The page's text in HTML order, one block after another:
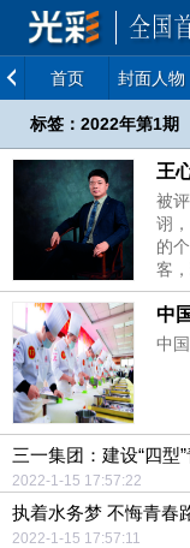
首页 封面人物
标签：2022年第1期
王
被
诩
的
客
格
中
中
三一集团：建设“四型
2022-1-15 17:57:22
执着水务梦 不悔青
部
2022-1-15 17:57:11